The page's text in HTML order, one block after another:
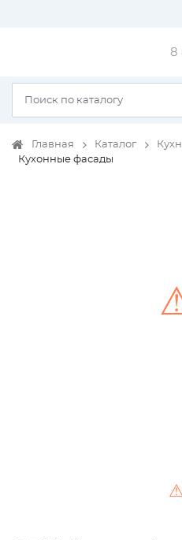
8
Главная Каталог
Кухонные фасады
⚠